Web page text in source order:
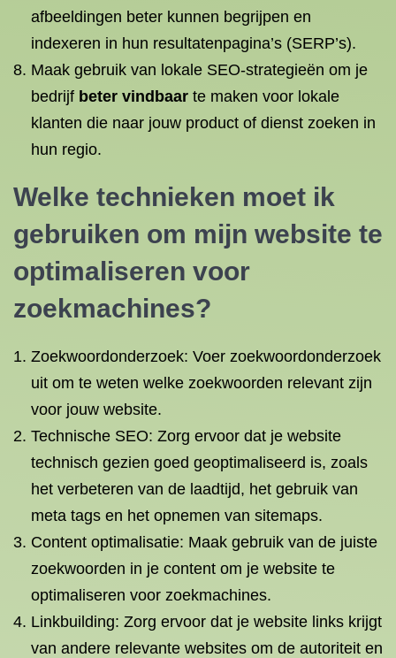
afbeeldingen beter kunnen begrijpen en
indexeren in hun resultatenpagina’s (SERP’s).
Maak gebruik van lokale SEO-strategieën om je
bedrijf beter vindbaar te maken voor lokale
klanten die naar jouw product of dienst zoeken in
hun regio.
Welke technieken moet ik
gebruiken om mijn website te
optimaliseren voor
zoekmachines?
Zoekwoordonderzoek: Voer zoekwoordonderzoek
uit om te weten welke zoekwoorden relevant zijn
voor jouw website.
Technische SEO: Zorg ervoor dat je website
technisch gezien goed geoptimaliseerd is, zoals
het verbeteren van de laadtijd, het gebruik van
meta tags en het opnemen van sitemaps.
Content optimalisatie: Maak gebruik van de juiste
zoekwoorden in je content om je website te
optimaliseren voor zoekmachines.
Linkbuilding: Zorg ervoor dat je website links krijgt
van andere relevante websites om de autoriteit en